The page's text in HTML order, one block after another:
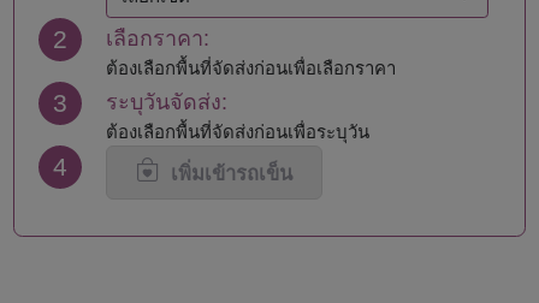
นครปฐม
นครพนม
นครราชสีมา
นครศรีธรรมราช
นครสวรรค์
นนทบุรี
นราธิวาส
สมุทรสงคราม
สระบุรี
2 เลือกราคา:
ต้องเลือกพื้นที่จัดส่งก่อนเพื่อเลือกราคา
3 ระบุวันจัดส่ง:
ต้องเลือกพื้นที่จัดส่งก่อนเพื่อระบุวัน
4 เพิ่มเข้ารถเข็น